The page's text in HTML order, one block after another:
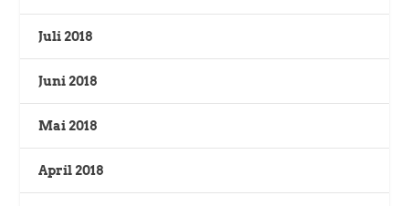
Juli 2018
Juni 2018
Mai 2018
April 2018